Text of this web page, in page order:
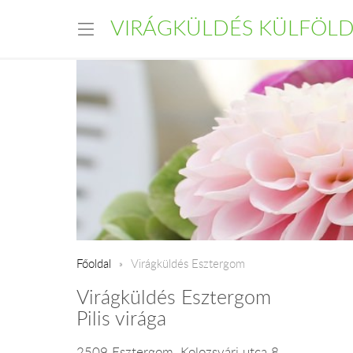
VIRÁGKÜLDÉS
Főoldal Virágküldés Esztergom
Virágküldés Esztergom
Pilis virága